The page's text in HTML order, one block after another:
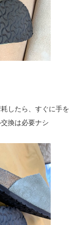
したら、すぐに手を
換は必要ナシ